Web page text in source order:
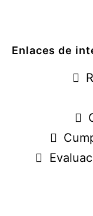
Enlaces de